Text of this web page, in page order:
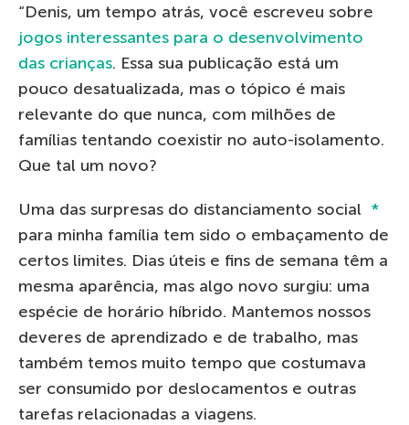
“Denis, um tempo atrás, você escreveu sobre
jogos interessantes para o desenvolvimento
das crianças. Essa sua publicação está um
pouco desatualizada, mas o tópico é mais
relevante do que nunca, com milhões de
famílias tentando coexistir no auto-isolamento.
Que tal um novo?
Uma das surpresas do distanciamento social *
para minha família tem sido o embaçamento de
certos limites. Dias úteis e fins de semana têm a
mesma aparência, mas algo novo surgiu: uma
espécie de horário híbrido. Mantemos nossos
deveres de aprendizado e de trabalho, mas
também temos muito tempo que costumava
ser consumido por deslocamentos e outras
tarefas relacionadas a viagens.